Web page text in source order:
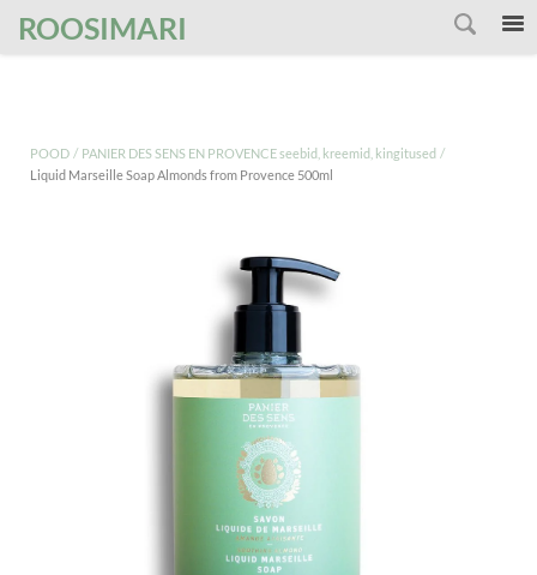
ROOSIMARI
POOD / PANIER DES SENS EN PROVENCE seebid, kreemid, kingitused /
Liquid Marseille Soap Almonds from Provence 500ml